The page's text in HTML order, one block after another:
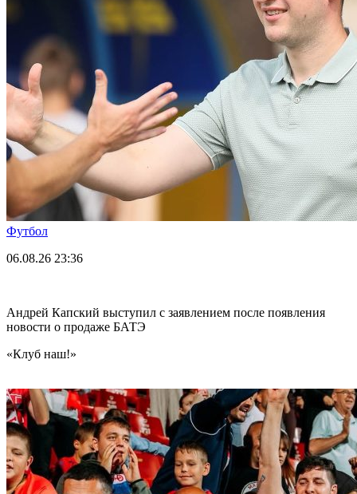
Футбол
06.08.26 23:36
Андрей Капский выступил с заявлением после появления
новости о продаже БАТЭ
«Клуб наш!»